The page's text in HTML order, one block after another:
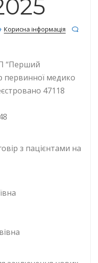
Корисна інформація
“Перший
первинної медико
47118
з пацієнтами на